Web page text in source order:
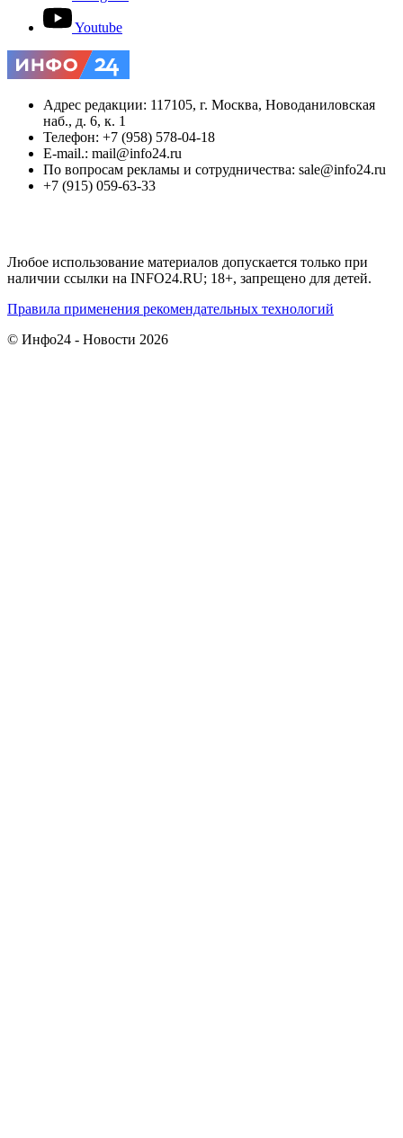
Youtube
Адрес редакции: 117105, г. Москва, Новоданиловская
наб., д. 6, к. 1
Телефон: +7 (958) 578-04-18
E-mail.: mail@info24.ru
По вопросам рекламы и сотрудничества: sale@info24.ru
+7 (915) 059-63-33
Любое использование материалов допускается только при
наличии ссылки на INFO24.RU; 18+, запрещено для детей.
Правила применения рекомендательных технологий
© Инфо24 - Новости 2026